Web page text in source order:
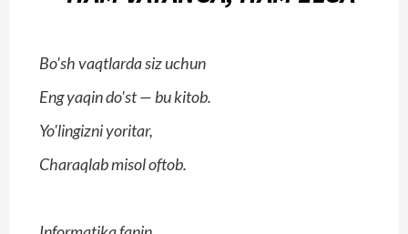
Bo'sh vaqtlarda siz uchun
Eng yaqin do'st — bu kitob.
Yo'lingizni yoritar,
Charaqlab misol oftob.